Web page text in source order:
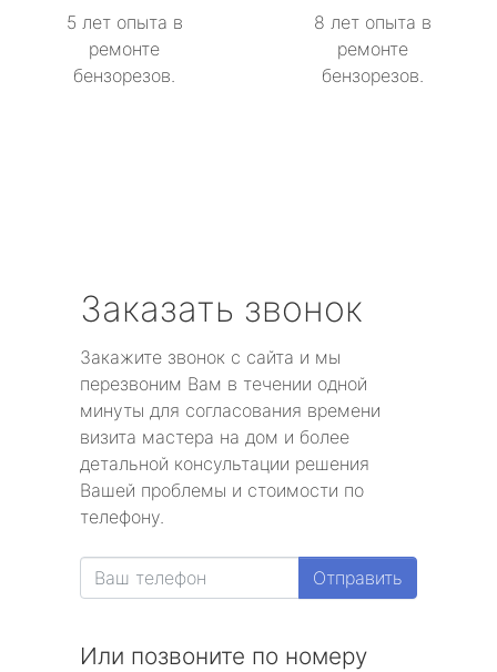
5 лет опыта в
ремонте
бензорезов.
8 лет опыта в
ремонте
бензорезов.
Заказать звонок
Закажите звонок с сайта и мы
перезвоним Вам в течении одной
минуты для согласования времени
визита мастера на дом и более
детальной консультации решения
Вашей проблемы и стоимости по
телефону.
Отправить
Или позвоните по номеру